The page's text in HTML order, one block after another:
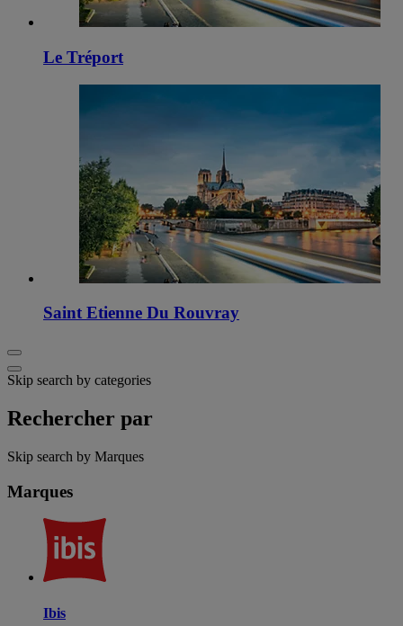
Le Tréport
Saint Etienne Du Rouvray
Skip search by categories
Rechercher par
Skip search by Marques
Marques
Ibis